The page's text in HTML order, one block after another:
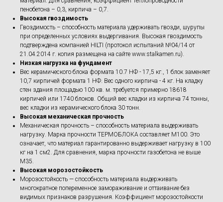
пенобетона – 0,3, кирпича – 0,7.
Высокая гвоздимость
Гвоздимость – способность материала удерживать гвозди, шурупы
при определенных условиях выдергивания. Высокая гвоздимость
подтверждена компанией HILTI (протокол испытаний №04/14 от
21.04.2014 г. копия размещена на сайте www.stalkamen.ru).
Низкая нагрузка на фундамент
Вес керамического блока формата 10.7 НФ - 17,5 кг., 1 блок заменяет
10,7 кирпичей формата 1 НФ. Вес одного кирпича - 4 кг. На кладку
стен здания площадью 100 кв. м. требуется примерно 18618
кирпичей или 1740 блоков. Общий вес кладки из кирпича 74 тонны,
вес кладки из керамического блока 30 тонн.
Высокая механическая прочность
Механическая прочность – способность материала выдерживать
нагрузку. Марка прочности ТЕРМОБЛОКА составляет М100. Это
означает, что материал гарантированно выдерживает нагрузку в 100
кг на 1 см2. Для сравнения, марка прочности газобетона не выше
М35.
Высокая морозостойкость
Морозостойкость — способность материала выдерживать
многократное попеременное замораживание и оттаивание без
видимых признаков разрушения. Коэффициент морозостойкости